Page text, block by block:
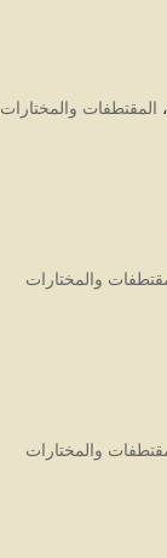
، المقتطفات والمختارات
والمختارات
والمختارات